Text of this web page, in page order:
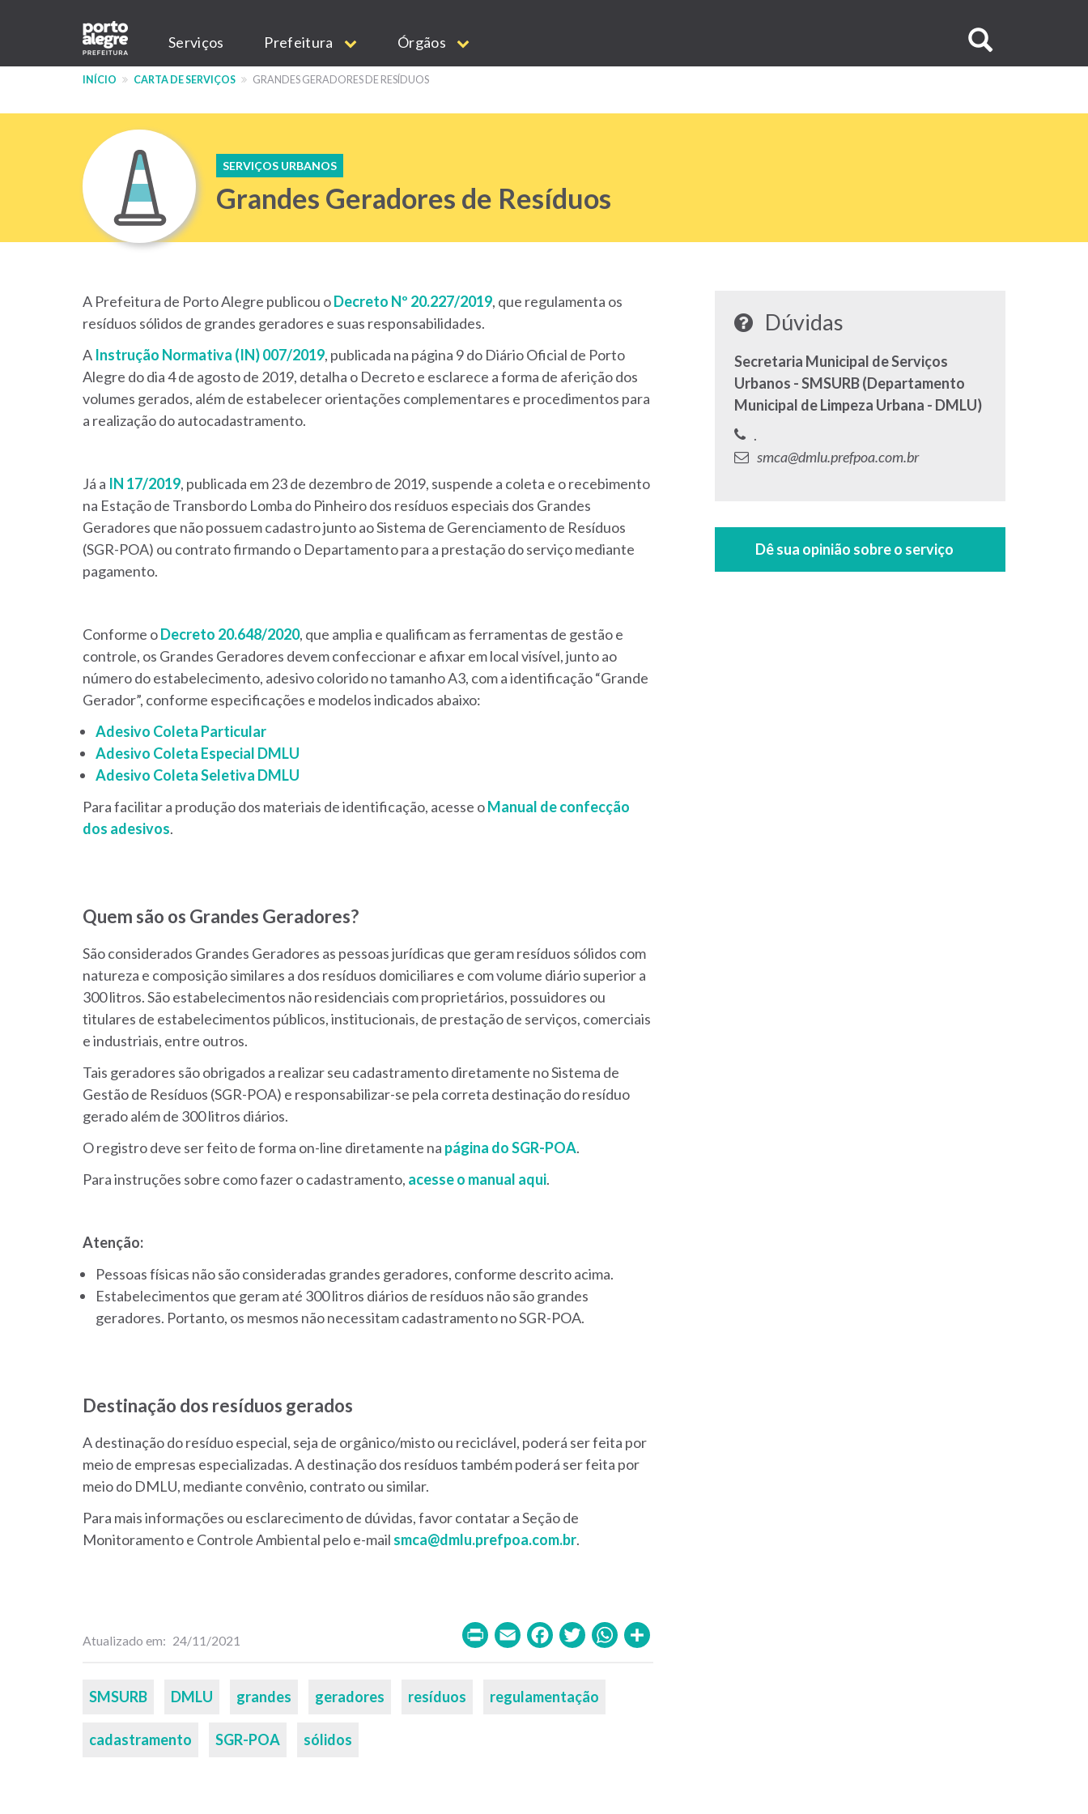
conteúdo
Main
navigation
Serviços Prefeitura Órgãos
no
site
INÍCIO CARTA DE SERVIÇOS GRANDES GERADORES DE RESÍDUOS
SERVIÇOS URBANOS
Grandes Geradores de Resíduos
A Prefeitura de Porto Alegre publicou oDecreto Nº 20.227/2019, que regulamenta os
resíduos sólidos de grandes geradores e suas responsabilidades.
A Instrução Normativa (IN) 007/2019, publicada na página 9 do Diário Oficial de Porto
Alegre do dia 4 de agosto de 2019, detalha o Decreto e esclarece a forma de aferição dos
volumes gerados, além de estabelecer orientações complementares e procedimentos para
a realização do autocadastramento.
Já a IN 17/2019, publicada em 23 de dezembro de 2019, suspende a coleta e o recebimento
na Estação de Transbordo Lomba do Pinheiro dos resíduos especiais dos Grandes
Geradores que não possuem cadastro junto ao Sistema de Gerenciamento de Resíduos
(SGR-POA) ou contrato firmando o Departamento para a prestação do serviço mediante
pagamento.
Conforme oDecreto 20.648/2020, que amplia e qualificam as ferramentas de gestão e
controle, os Grandes Geradores devem confeccionar e afixar em local visível, junto ao
número do estabelecimento, adesivo colorido no tamanho A3, com a identificação “Grande
Gerador”, conforme especificações e modelos indicados abaixo:
Adesivo Coleta Particular
Adesivo Coleta Especial DMLU
Adesivo Coleta Seletiva DMLU
Para facilitar a produção dos materiais de identificação, acesse oManual de confecção
dos adesivos.
Quem são os Grandes Geradores?
São considerados Grandes Geradores as pessoas jurídicas que geram resíduos sólidos com
natureza e composição similares a dos resíduos domiciliares e com volume diário superior a
300 litros. São estabelecimentos não residenciais com proprietários, possuidores ou
titulares de estabelecimentos públicos, institucionais, de prestação de serviços, comerciais
e industriais, entre outros.
Tais geradores são obrigados a realizar seu cadastramento diretamente no Sistema de
Gestão de Resíduos (SGR-POA) e responsabilizar-se pela correta destinação do resíduo
gerado além de 300 litros diários.
O registro deve ser feito de forma on-line diretamente na página do SGR-POA.
Para instruções sobre como fazer o cadastramento, acesse o manual aqui.
Atenção:
Pessoas físicas não são consideradas grandes geradores, conforme descrito acima.
Estabelecimentos que geram até 300 litros diários de resíduos não são grandes
geradores. Portanto, os mesmos não necessitam cadastramento no SGR-POA.
Destinação dos resíduos gerados
A destinação do resíduo especial, seja de orgânico/misto ou reciclável, poderá ser feita por
meio de empresas especializadas. A destinação dos resíduos também poderá ser feita por
meio do DMLU, mediante convênio, contrato ou similar.
Para mais informações ou esclarecimento de dúvidas, favor contatar a Seção de
Monitoramento e Controle Ambiental pelo e-mail smca@dmlu.prefpoa.com.br.
PrintEmailFacebook
TwitterWhatsApp
Atualizado em 24/11/2021
Palavras-
SMSURB DMLU grandes geradores resíduos regulamentação
cadastramento SGR-POA sólidos
Dúvidas
Secretaria Municipal de Serviços
Urbanos - SMSURB (Departamento
Municipal de Limpeza Urbana - DMLU)
.
E- smca@dmlu.prefpoa.com.br